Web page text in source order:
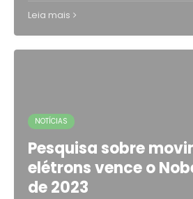
Leia mais
NOTÍCIAS
Pesquisa sobre
elétrons vence o
de 2023